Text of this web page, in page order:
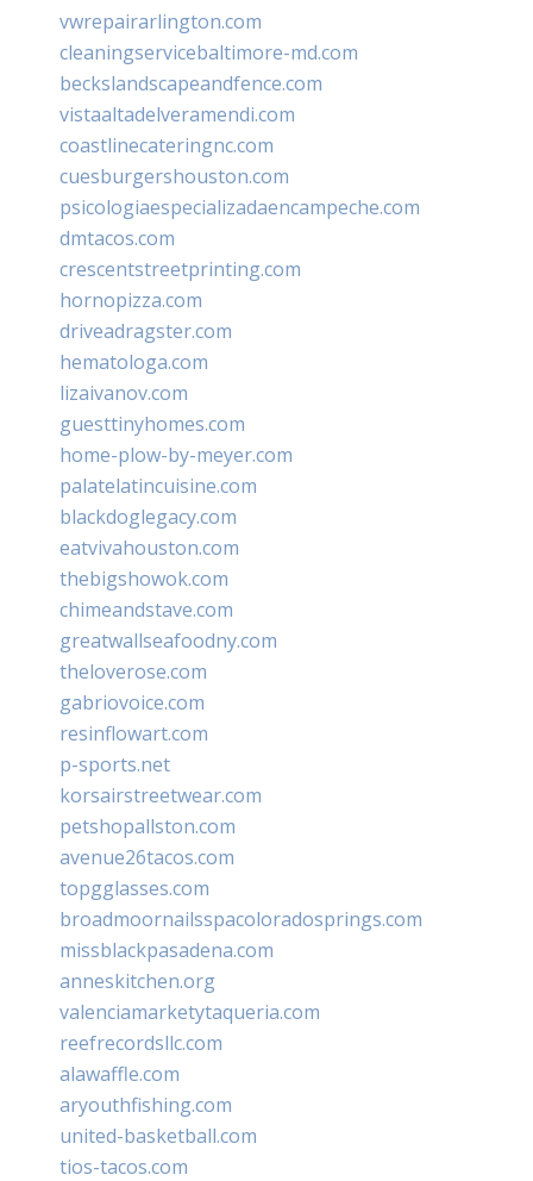
vwrepairarlington.com
cleaningservicebaltimore-md.com
beckslandscapeandfence.com
vistaaltadelveramendi.com
coastlinecateringnc.com
cuesburgershouston.com
psicologiaespecializadaencampeche.com
dmtacos.com
crescentstreetprinting.com
hornopizza.com
driveadragster.com
hematologa.com
lizaivanov.com
guesttinyhomes.com
home-plow-by-meyer.com
palatelatincuisine.com
blackdoglegacy.com
eatvivahouston.com
thebigshowok.com
chimeandstave.com
greatwallseafoodny.com
theloverose.com
gabriovoice.com
resinflowart.com
p-sports.net
korsairstreetwear.com
petshopallston.com
avenue26tacos.com
topgglasses.com
broadmoornailsspacoloradosprings.com
missblackpasadena.com
anneskitchen.org
valenciamarketytaqueria.com
reefrecordsllc.com
alawaffle.com
aryouthfishing.com
united-basketball.com
tios-tacos.com